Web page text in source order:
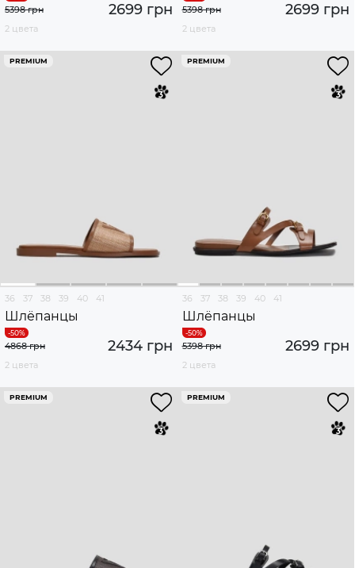
2699 грн
5398 грн
2 цвета
2699 грн
5398 грн
2 цвета
PREMIUM
36 37 38 39 40 41
Шлёпанцы
2434 грн
4868 грн
2 цвета
PREMIUM
36 37 38 39 40 41
Шлёпанцы
2699 грн
5398 грн
2 цвета
PREMIUM PREMIUM